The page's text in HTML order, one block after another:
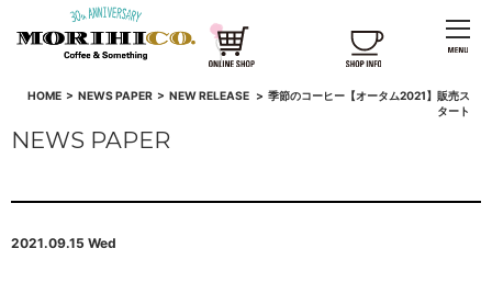
HOME> NEWS PAPER> NEW RELEASE > 季節のコーヒー【オータム2021】販売ス
タート
NEWS PAPER
2021.09.15 Wed